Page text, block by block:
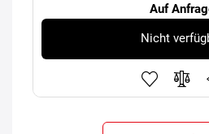
Auf
Nicht